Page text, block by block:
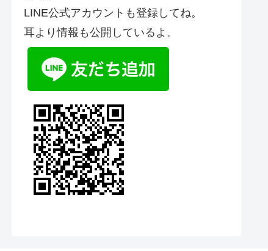
LINE公式アカウントも登録してね。
耳より情報も公開しているよ。